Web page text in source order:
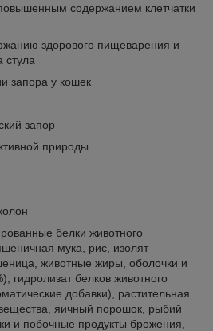
содержанием клетчатки
здорового пищеварения и
стула
запора у кошек
запор
природы
белки животного
мука, рис, изолят
животные жиры, оболочки и
гидролизат белков животного
добавки), растительная
яичный порошок, рыбий
и побочные продукты брожения,